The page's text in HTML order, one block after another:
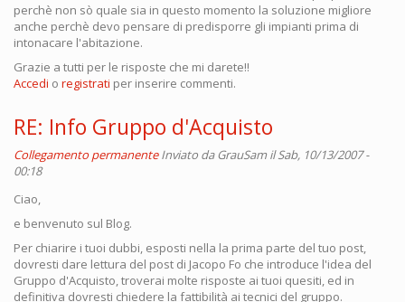
perchè non sò quale sia in questo momento la soluzione migliore
anche perchè devo pensare di predisporre gli impianti prima di
intonacare l'abitazione.
Grazie a tutti per le risposte che mi darete!!
Accedi o registrati per inserire commenti.
RE: Info Gruppo d'Acquisto
Collegamento permanente Inviato daGrauSamil Sab, 10/13/2007 -
00:18
Ciao,
e benvenuto sul Blog.
Per chiarire i tuoi dubbi, esposti nella la prima parte del tuo post,
dovresti dare lettura del post di Jacopo Fo che introduce l'idea del
Gruppo d'Acquisto, troverai molte risposte ai tuoi quesiti, ed in
definitiva dovresti chiedere la fattibilità ai tecnici del gruppo.